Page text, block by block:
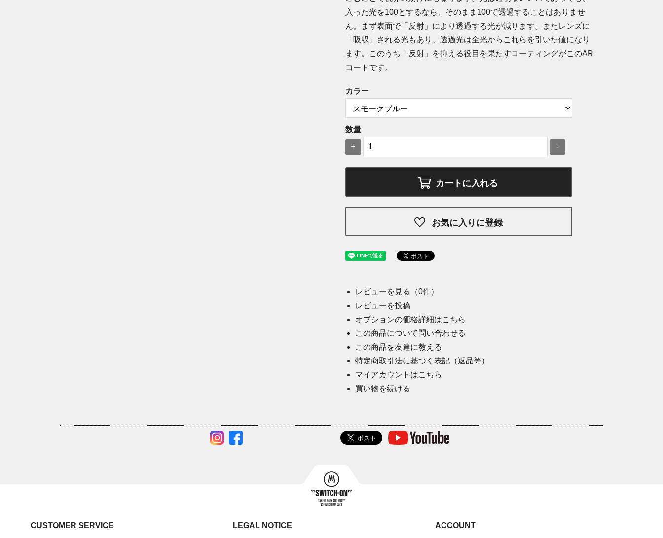
入った光を100とするなら、そのまま100で透過することはありませ
ん。まず表面で「反射」により透過する光が減ります。またレンズに
「吸収」される光もあり、透過光は全光からこれらを引いた値になり
ます。このうち「反射」を抑える役目を果たすコーティングがこのAR
コートです。
カラー
数量
+ -
カートに入れる
お気に入りに登録
レビューを見る（0件）
レビューを投稿
オプションの価格詳細はこちら
この商品について問い合わせる
この商品を友達に教える
特定商取引法に基づく表記（返品等）
マイアカウントはこちら
買い物を続ける
CUSTOMER SERVICE LEGAL NOTICE ACCOUNT